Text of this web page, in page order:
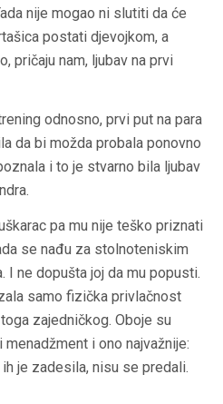
nije mogao ni slutiti da će
postati djevojkom, a
pričaju nam, ljubav na prvi
odnosno, prvi put na para
da bi možda probala ponovno
i to je stvarno bila ljubav
pa mu nije teško priznati
se nađu za stolnoteniskim
I ne dopušta joj da mu popusti.
samo fizička privlačnost
zajedničkog. Oboje su
i ono najvažnije:
je zadesila, nisu se predali.